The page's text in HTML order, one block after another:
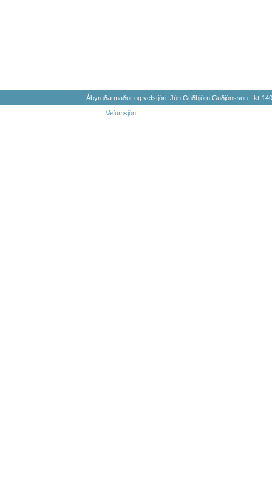
Ábyrgðarmaður og vefstjóri: Jón Guðbjörn Guðjónsson - kt-
Vefumsjón